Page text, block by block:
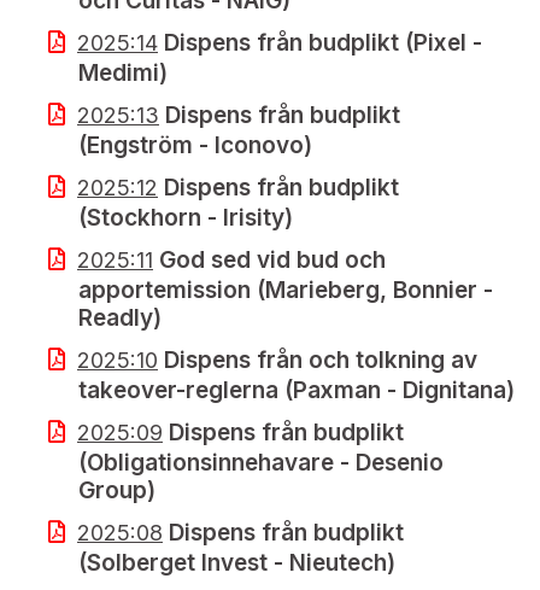
2025:14 Dispens från budplikt (Pixel -
Medimi)
2025:13 Dispens från budplikt
(Engström - Iconovo)
2025:12 Dispens från budplikt
(Stockhorn - Irisity)
2025:11 God sed vid bud och
apportemission (Marieberg, Bonnier -
Readly)
2025:10 Dispens från och tolkning av
takeover-reglerna (Paxman - Dignitana)
2025:09 Dispens från budplikt
(Obligationsinnehavare - Desenio
Group)
2025:08 Dispens från budplikt
(Solberget Invest - Nieutech)